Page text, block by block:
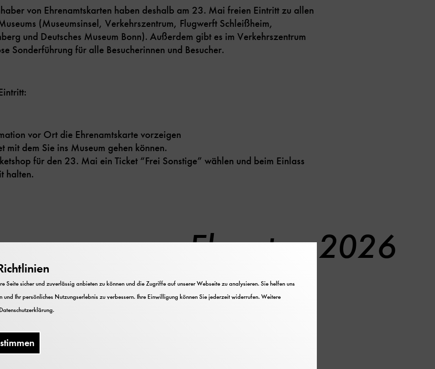
von Ehrenamtskarten haben deshalb am 23. Mai freien Eintritt zu allen
(Museumsinsel, Verkehrszentrum, Flugwerft Schleißheim,
und Deutsches Museum Bonn). Außerdem gibt es im Verkehrszentrum
Sonderführung für alle Besucherinnen und Besucher.
vor Ort die Ehrenamtskarte vorzeigen
mit dem Sie ins Museum gehen können.
für den 23. Mai ein Ticket “Frei Sonstige” wählen und beim Einlass
halten.
zum Ehrentag 2026
Keine Veranstaltungen verfügbar.
Arbeit fördert
Seite sicher und zuverlässig anbieten zu können und die Zugriffe auf unserer Webseite zu analysieren. Sie helfen uns
Ihr persönliches Nutzungserlebnis zu verbessern. Ihre Einwilligung können Sie jederzeit widerrufen. Weitere
Datenschutzerklärung.